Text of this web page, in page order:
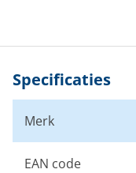
Specificaties
Merk
EAN code